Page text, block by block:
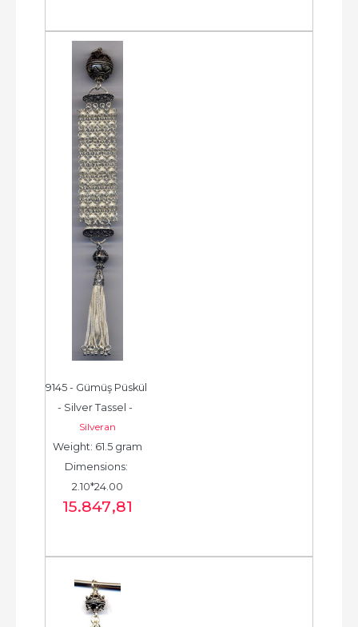
9145 - Gümüş Püskül
- Silver Tassel -
الخرزة الفضية...
Silveran
Weight: 61.5 gram
Dimensions:
2.10*24.00
15.847,81